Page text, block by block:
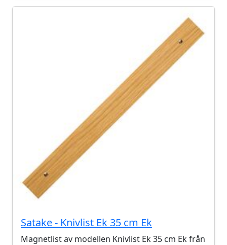
Satake - Knivlist Ek 35 cm Ek
Magnetlist av modellen Knivlist Ek 35 cm Ek från